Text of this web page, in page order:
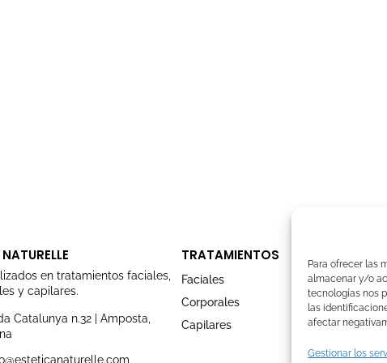
Para ofrecer las
almacenar y/o
tecnologías nos
las
afectar
Gestionar los
en tratamientos faciales,
y capilares.
Catalunya n.32 | Amposta,
TRATAMIENTOS
Faciales
Corporales
Capilares